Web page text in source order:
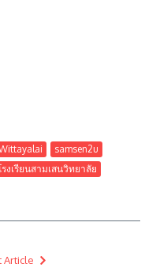
samsen2u
รงเรียนสามเสนวิทยาลัย
Article